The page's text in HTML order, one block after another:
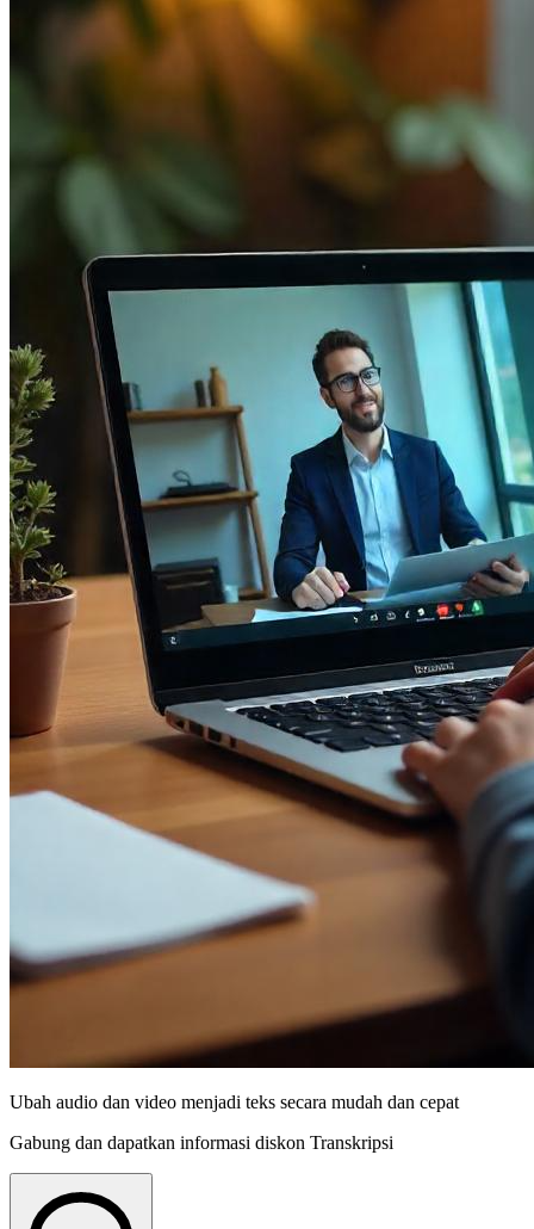
Ubah audio dan video menjadi teks secara mudah dan cepat
Gabung dan dapatkan informasi diskon Transkripsi